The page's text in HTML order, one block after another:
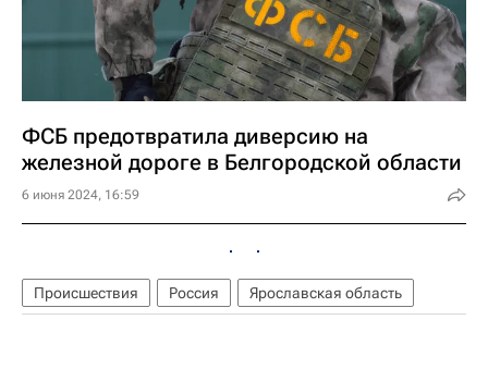
ФСБ предотвратила диверсию на
железной дороге в Белгородской области
6 июня 2024, 16:59
Происшествия Россия Ярославская область